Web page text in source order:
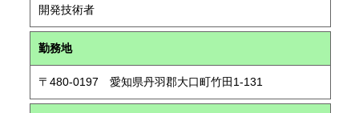
開発技術者
勤務地
〒480-0197 愛知県丹羽郡大口町竹田1-131